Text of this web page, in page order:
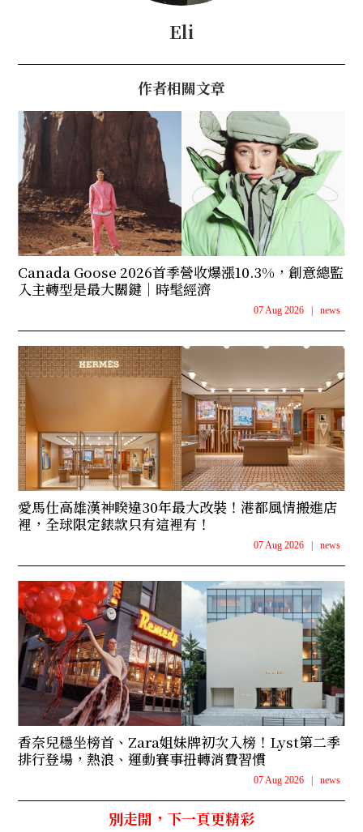
Eli
作者相關文章
Canada Goose 2026首季營收爆漲10.3%，創意總監
入主轉型是最大關鍵｜時髦經濟
07 Aug 2026 news
愛馬仕高雄漢神睽違30年最大改裝！港都風情搬進店
裡，全球限定錶款只有這裡有！
07 Aug 2026 news
香奈兒穩坐榜首、Zara姐妹牌初次入榜！Lyst第二季
排行登場，熱浪、運動賽事扭轉消費習慣
07 Aug 2026 news
別走開，下一頁更精彩